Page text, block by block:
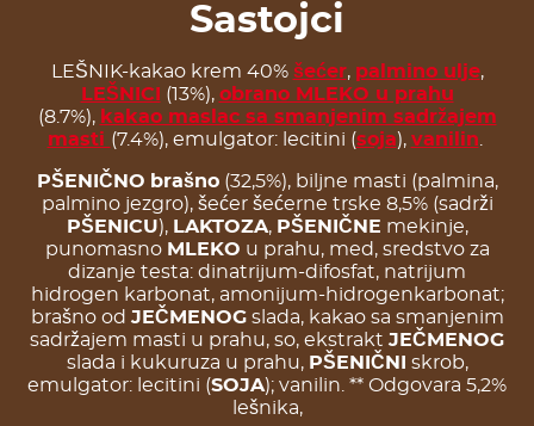
Sastojci
LEŠNIK-kakao krem 40% šećer, palmino ulje,
LEŠNICI
(13%), obrano MLEKO u prahu
(8.7%), kakao maslac sa smanjenim sadržajem
masti (7.4%), emulgator: lecitini (soja), vanilin
PŠENIČNO brašno(32,5%), biljne masti (palmina,
palmino jezgro), šećer šećerne trske 8,5% (sadrži
PŠENICU), LAKTOZA, PŠENIČNE mekinje,
punomasno MLEKO u prahu, med, sredstvo za
dizanje testa: dinatrijum-difosfat, natrijum
hidrogen karbonat, amonijum-hidrogenkarbonat;
brašno od JEČMENOGslada, kakao sa smanjenim
sadržajem masti u prahu, so, ekstrakt JEČMENOG
slada i kukuruza u prahu, PŠENIČNI
skrob,
emulgator: lecitini (SOJA); vanilin. ** Odgovara 5,2%
lešnika,